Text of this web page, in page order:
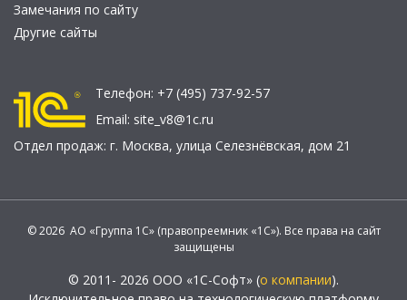
Замечания по сайту
Другие сайты
Телефон: +7 (495) 737-92-57
Email: site_v8@1c.ru
Отдел продаж: г. Москва, улица Селезнёвская, дом 21
© 2026 АО «Группа 1С» (правопреемник «1С»). Все права на сайт
защищены
© 2011- 2026 ООО «1С-Софт» (о компании).